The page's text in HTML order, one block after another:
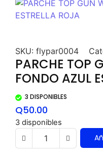
SKU: flypar0004
PARCHE TOP
FONDO AZUL
3 DISPONIBLES
Q50.00
3 disponibles